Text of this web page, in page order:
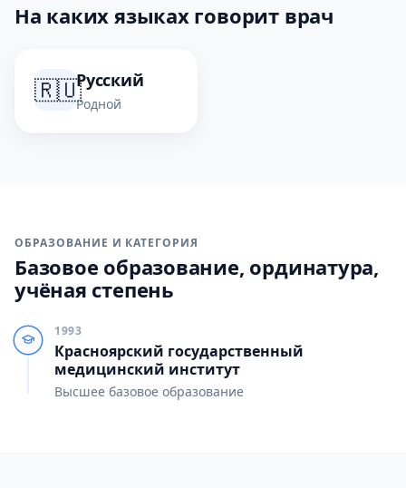
На каких языках говорит врач
🇷🇺Русский
Родной
ОБРАЗОВАНИЕ И КАТЕГОРИЯ
Базовое образование, ординатура,
учёная степень
1993
Красноярский государственный
медицинский институт
Высшее базовое образование